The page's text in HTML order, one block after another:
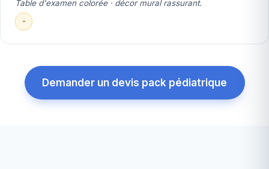
Table d'examen colorée · décor mural rassurant.
-
Demander un devis pack pédiatrique